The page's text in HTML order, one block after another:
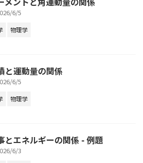
6/5
物理学
と運動量の関係
6/5
物理学
とエネルギーの関係 - 例題
6/3